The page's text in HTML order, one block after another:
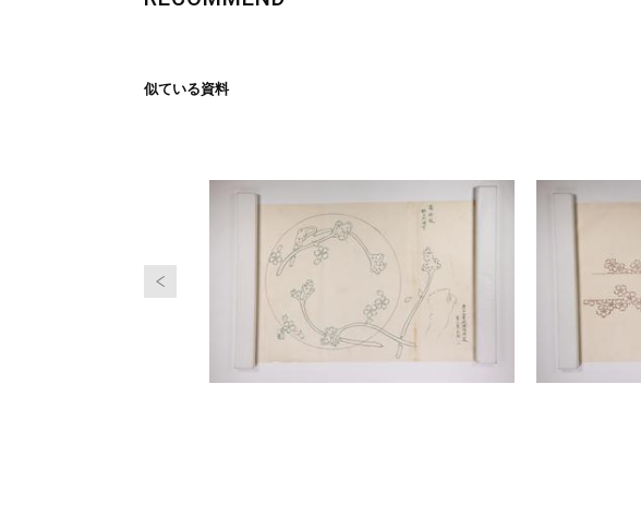
似ている資料